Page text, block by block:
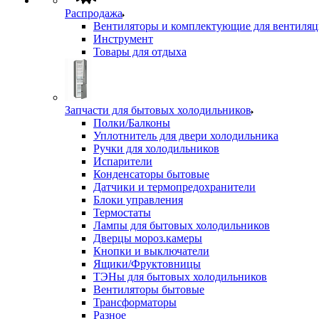
Распродажа
Вентиляторы и комплектующие для
Инструмент
Товары для отдыха
Запчасти для бытовых холодильников
Полки/Балконы
Уплотнитель для двери холодильника
Ручки для холодильников
Испарители
Конденсаторы бытовые
Датчики и термопредохранители
Блоки управления
Термостаты
Лампы для бытовых холодильников
Дверцы мороз.камеры
Кнопки и выключатели
Ящики/Фруктовницы
ТЭНы для бытовых холодильников
Вентиляторы бытовые
Трансформаторы
Разное